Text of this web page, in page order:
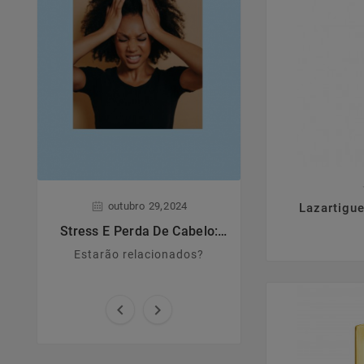
outubro 29, 2024
Stress E Perda De Cabelo:
Estarão relacionados?
junho 28,
 